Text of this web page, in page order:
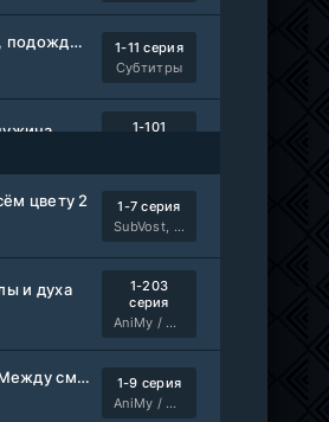
Эй, режиссёр, подождите!
1-11 серия
Субтитры
1-101
1-8 серия
Влад Дорф
1-8 серия
ColdFilm
1-9 серия
Влад Дорф
цвету 2
1-7 серия
SubVost, Манипулятор
и духа
1-203
серия
AniMy / RuChiMe
Палач богов: Между смертным и божественным царством 2
1-9 серия
AniMy / RuChiMe